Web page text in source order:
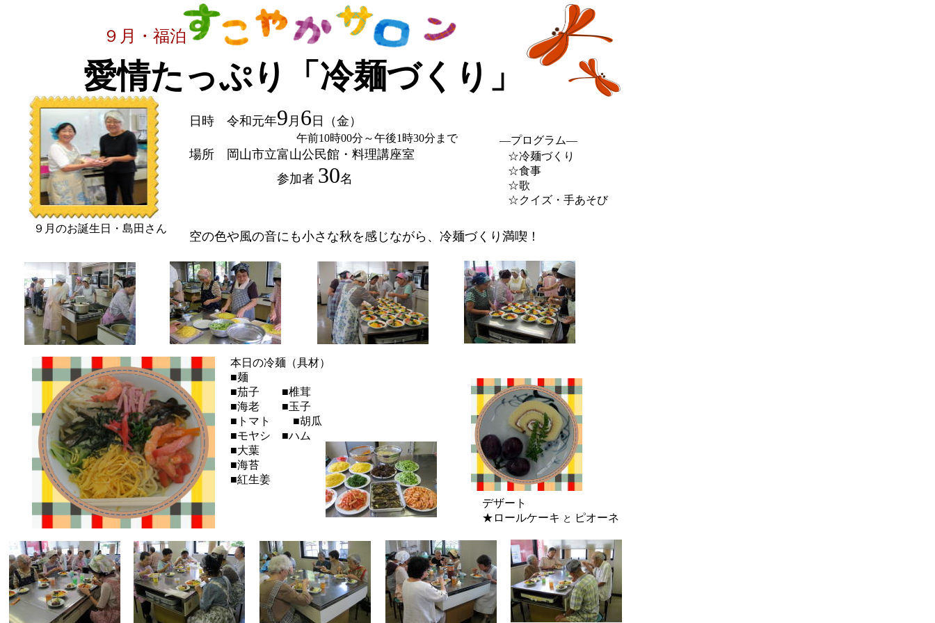
９月・福泊
愛情たっぷり「冷麺づくり」
本日の冷麺（具材）
■麺
■茄子 ■椎茸
■海老 ■玉子
■トマト ■胡瓜
■モヤシ ■ハム
■大葉
■海苔
■紅生姜
☆冷麺づくり
☆食事
☆歌
☆クイズ・手あそび
日時 令和元年9 月 6 日（金）
午前10時00分～午後1時30分まで
場所 岡山市立富山公民館・料理講座室
参加者 30名
―プログラム―
空の色や風の音にも小さな秋を感じながら、冷麺づくり満喫！
デザート
★ロールケーキ と ピオーネ
９月のお誕生日・島田さん